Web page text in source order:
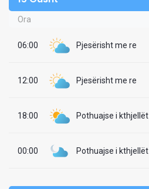
Ora
06:00 Pjesërisht me re
12:00 Pjesërisht me re
18:00 Pothuajse i kthjellët
00:00 Pothuajse i kthjellët